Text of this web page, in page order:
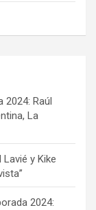
2024: Raúl
La
Lavié y Kike
2024: